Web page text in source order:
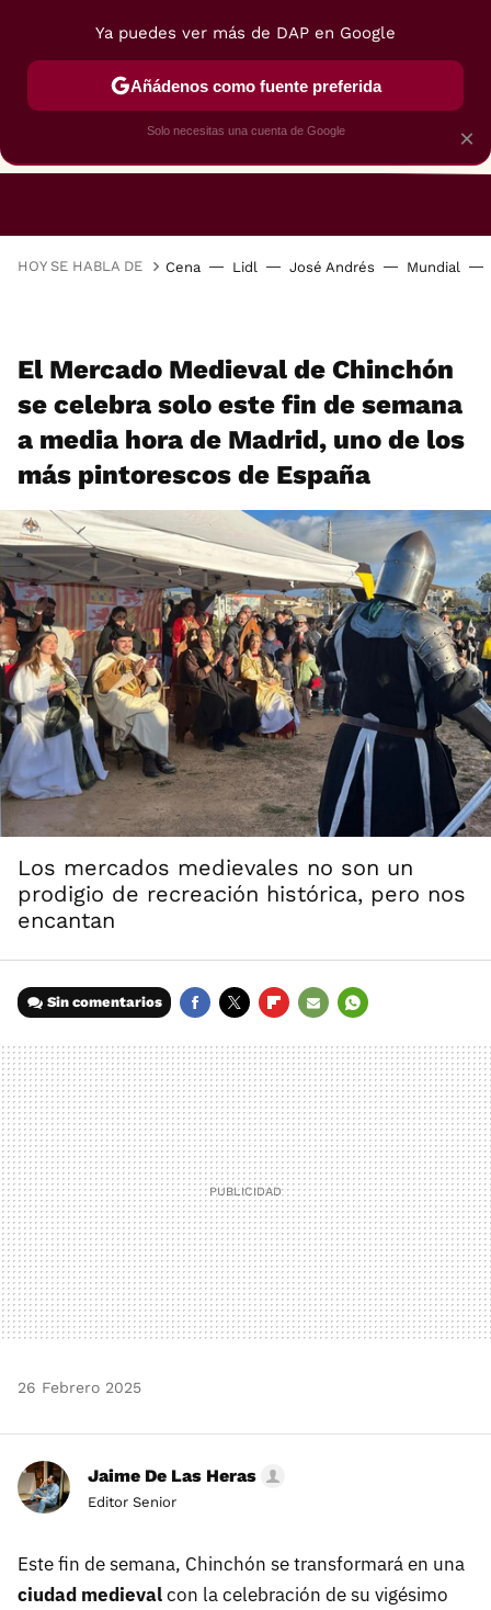
RESTAURANTES GASTROGUÍA
HOY SE HABLA DE Cena Lidl José Andrés Mundial
El Mercado Medieval de Chinchón
se celebra solo este fin de semana
a media hora de Madrid, uno de los
más pintorescos de España
Los mercados medievales no son un
prodigio de recreación histórica, pero nos
encantan
Sin comentarios
MAIL
26 Febrero 2025
Jaime De Las Heras
Editor Senior
Este fin de semana, Chinchón se transformará en una
ciudad medievalcon la celebración de su vigésimo
×
Ya puedes ver más de DAP en Google
Añádenos como fuente preferida
Solo necesitas una cuenta de Google